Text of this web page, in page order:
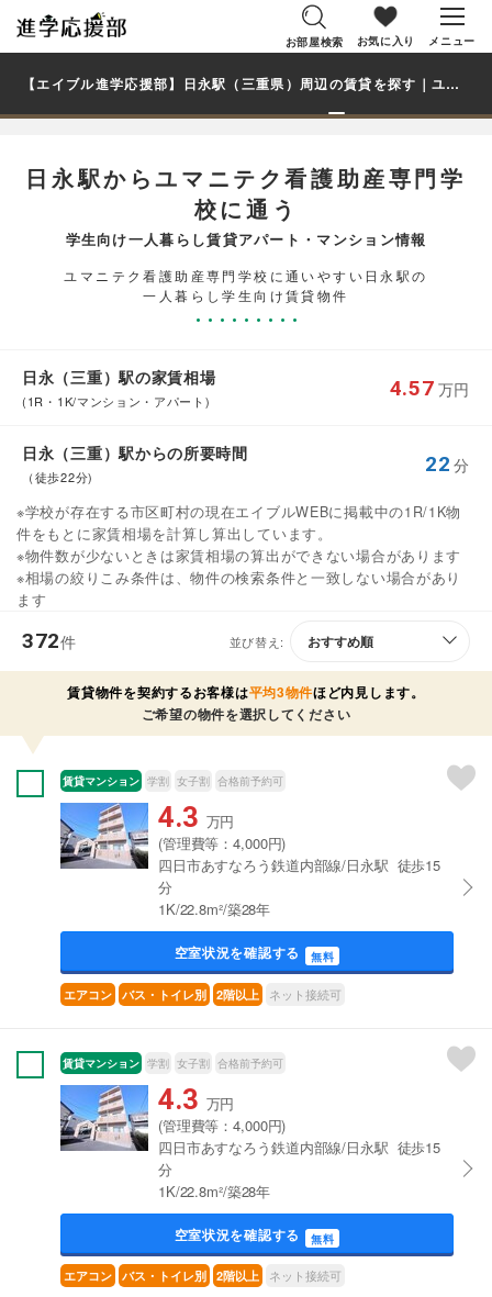
お部屋検索 お気に入り メニュー
【エイブル進学応援部】日永駅（三重県）周辺の賃貸を探す｜ユマニテク看護助産専門学校学生・大学生の一人暮らし向け賃貸マンション・アパート
日永駅からユマニテク看護助産専門学
校に通う
学生向け一人暮らし賃貸アパート・マンション情報
ユマニテク看護助産専門学校に通いやすい日永駅の
一人暮らし学生向け賃貸物件
日永（三重）駅の家賃相場
(1R・1K/マンション・アパート)
4.57 万円
日永（三重）駅からの所要時間
（徒歩22分)
22 分
※学校が存在する市区町村の現在エイブルWEBに掲載中の1R/1K物
件をもとに家賃相場を計算し算出しています。
※物件数が少ないときは家賃相場の算出ができない場合があります
※相場の絞りこみ条件は、物件の検索条件と一致しない場合があり
ます
372件 並び替え:
賃貸物件を契約するお客様は平均3物件ほど内見します。
ご希望の物件を選択してください
賃貸マンション 学割 女子割 合格前予約可
4.3 万円
(管理費等：4,000円)
四日市あすなろう鉄道内部線/日永駅 徒歩15
分
1K/22.8m²/築28年
空室状況を確認する 無料
エアコン バス・トイレ別 2階以上 ネット接続可
賃貸マンション 学割 女子割 合格前予約可
4.3 万円
(管理費等：4,000円)
四日市あすなろう鉄道内部線/日永駅 徒歩15
分
1K/22.8m²/築28年
空室状況を確認する 無料
エアコン バス・トイレ別 2階以上 ネット接続可